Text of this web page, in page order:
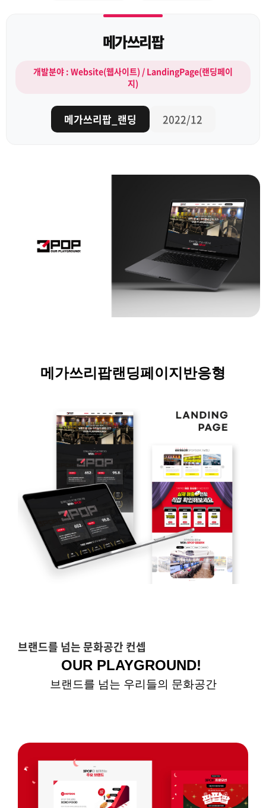
메가쓰리팝
개발분야 : Website(웹사이트) / LandingPage(랜딩페이
지)
메가쓰리팝_랜딩 2022/12
메가쓰리팝랜딩페이지 반응형
브랜드를 넘는 문화공간 컨셉
OUR PLAYGROUND!
브랜드를 넘는 우리들의 문화공간